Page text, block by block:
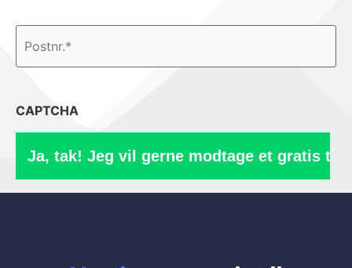
CAPTCHA